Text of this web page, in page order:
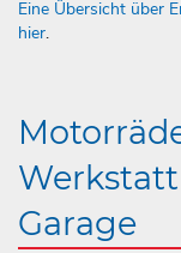
Eine Übersicht über
hier.
Garage